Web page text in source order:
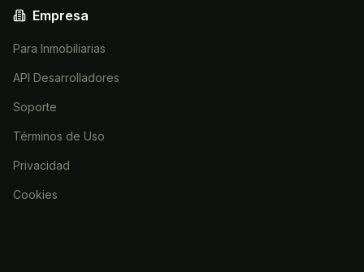
Empresa
Para Inmobiliarias
API Desarrolladores
Soporte
Términos de Uso
Privacidad
Cookies